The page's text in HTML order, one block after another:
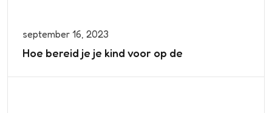
september 16, 2023
Hoe bereid je je kind voor op de